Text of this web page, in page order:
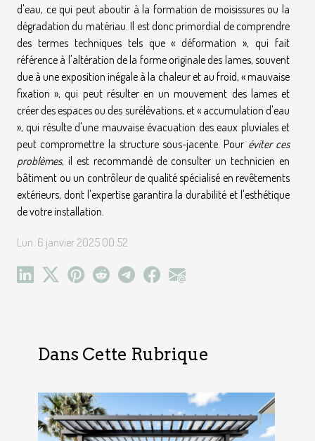
d'eau, ce qui peut aboutir à la formation de moisissures ou la
dégradation du matériau. Il est donc primordial de comprendre
des termes techniques tels que « déformation », qui fait
référence à l'altération de la forme originale des lames, souvent
due à une exposition inégale à la chaleur et au froid, « mauvaise
fixation », qui peut résulter en un mouvement des lames et
créer des espaces ou des surélévations, et « accumulation d'eau
», qui résulte d'une mauvaise évacuation des eaux pluviales et
peut compromettre la structure sous-jacente. Pour éviter ces
problèmes, il est recommandé de consulter un technicien en
bâtiment ou un contrôleur de qualité spécialisé en revêtements
extérieurs, dont l'expertise garantira la durabilité et l'esthétique
de votre installation.
Lun. 6 janvier 2025 00:52
Dans Cette Rubrique